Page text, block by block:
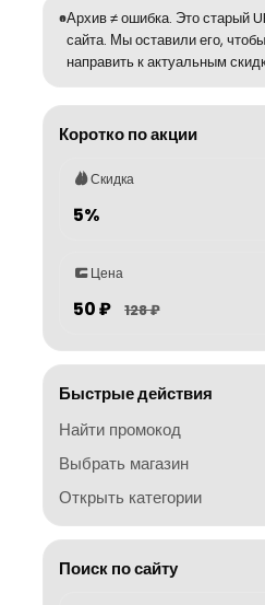
Архив ≠ ошибка. Это старый
сайта. Мы оставили его,
направить к актуальным
Коротко по акции
Скидка
5%
Цена
50 ₽ 128 ₽
Быстрые действия
Найти промокод
Выбрать магазин
Открыть категории
Поиск по сайту